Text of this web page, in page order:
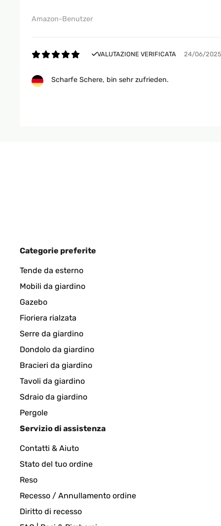
Amazon-Benutzer
VALUTAZIONE VERIFICATA 24/06/2025
Scharfe Schere, bin sehr zufrieden.
Gute und scharfe Stoffschere, mit wertigem Etui.
Amazon-Benutzer
Coupe parfaitement tout tissu épais
Utilisateur d'Amazon
Categorie preferite
Tende da esterno
Mobili da giardino
Gazebo
Fioriera rialzata
Serre da giardino
Dondolo da giardino
Bracieri da giardino
Tavoli da giardino
Sdraio da giardino
Pergole
Servizio di assistenza
Contatti & Aiuto
Stato del tuo ordine
Reso
Recesso / Annullamento ordine
Diritto di recesso